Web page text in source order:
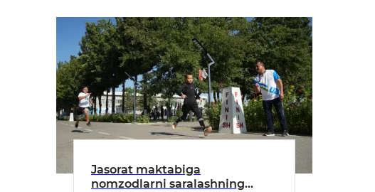
Jasorat maktabiga
nomzodlarni saralashning